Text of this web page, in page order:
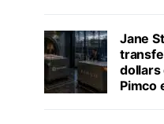
Jane
dollars
Pimco